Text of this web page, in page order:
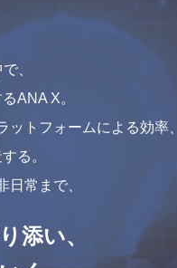
、
ANA X。
トフォームによる効率、
る。
常まで、
添い、